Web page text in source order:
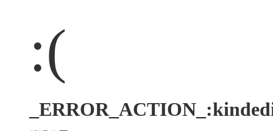
:(